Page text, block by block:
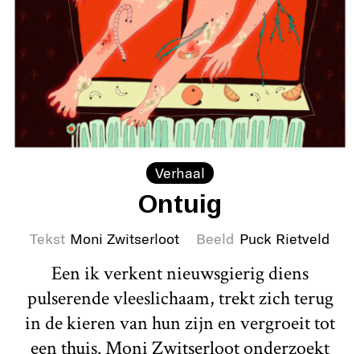
Verhaal
Ontuig
Tekst Moni Zwitserloot Beeld Puck Rietveld
Een ik verkent nieuwsgierig diens
pulserende vleeslichaam, trekt zich terug
in de kieren van hun zijn en vergroeit tot
een thuis. Moni Zwitserloot onderzoekt